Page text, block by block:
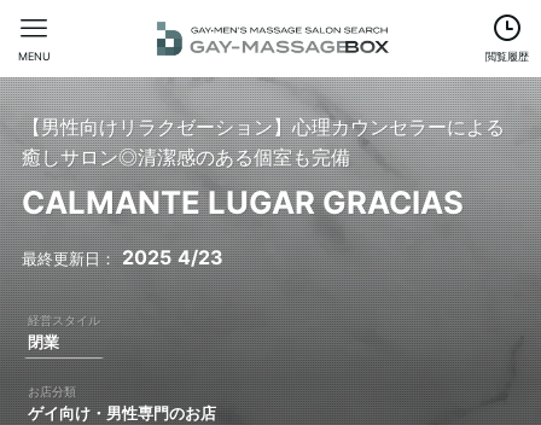
閲覧履歴
MENU
【男性向けリラクゼーション】心理カウンセラーによる
癒しサロン◎清潔感のある個室も完備
CALMANTE LUGAR GRACIAS
2025 4/23
閉業
ゲイ向け・男性専門のお店